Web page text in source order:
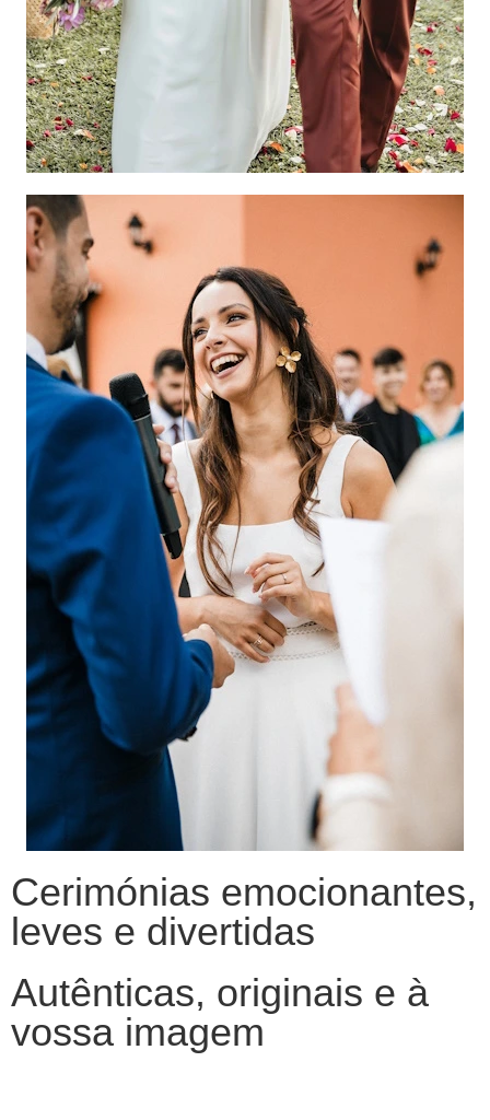
Cerimónias emocionantes,
leves e divertidas
Autênticas, originais e à
vossa imagem